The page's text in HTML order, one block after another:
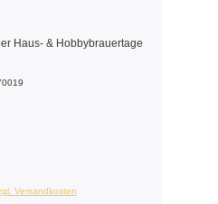
Haus- & Hobbybrauertage
Versandkosten